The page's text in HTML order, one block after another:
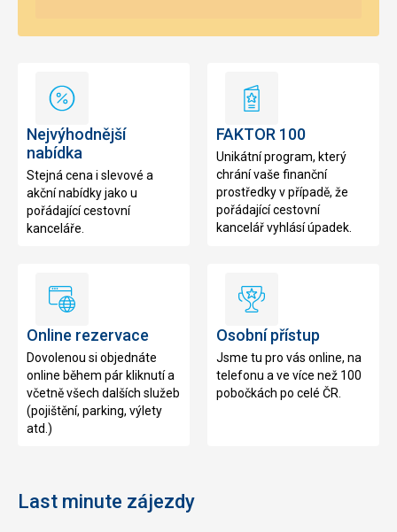
Nejvýhodnější
Nejvýhodnější
nabídka
Stejná cena i slevové a
akční nabídky jako u
pořádající cestovní
kanceláře.
FAKTOR
FAKTOR 100
Unikátní program, který
chrání vaše finanční
prostředky v případě, že
pořádající cestovní
kancelář vyhlásí úpadek.
Online
Online rezervace
Dovolenou si objednáte
online během pár kliknutí a
včetně všech dalších služeb
(pojištění, parking, výlety
atd.)
Osobní
Osobní přístup
Jsme tu pro vás online, na
telefonu a ve více než 100
pobočkách po celé ČR.
Last minute zájezdy